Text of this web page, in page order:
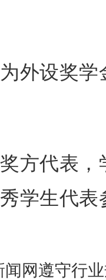
设奖学
代表，
学生代表
闻网遵守行